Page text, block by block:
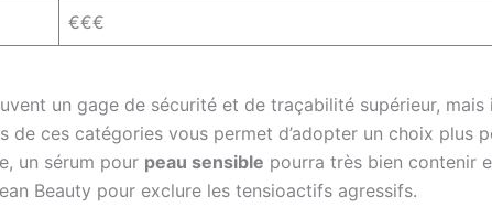
€€€
un gage de sécurité et de traçabilité supérieur, mais
ces catégories vous permet d’adopter un choix plus
un sérum pour peau sensible pourra très bien contenir
Beauty pour exclure les tensioactifs agressifs.